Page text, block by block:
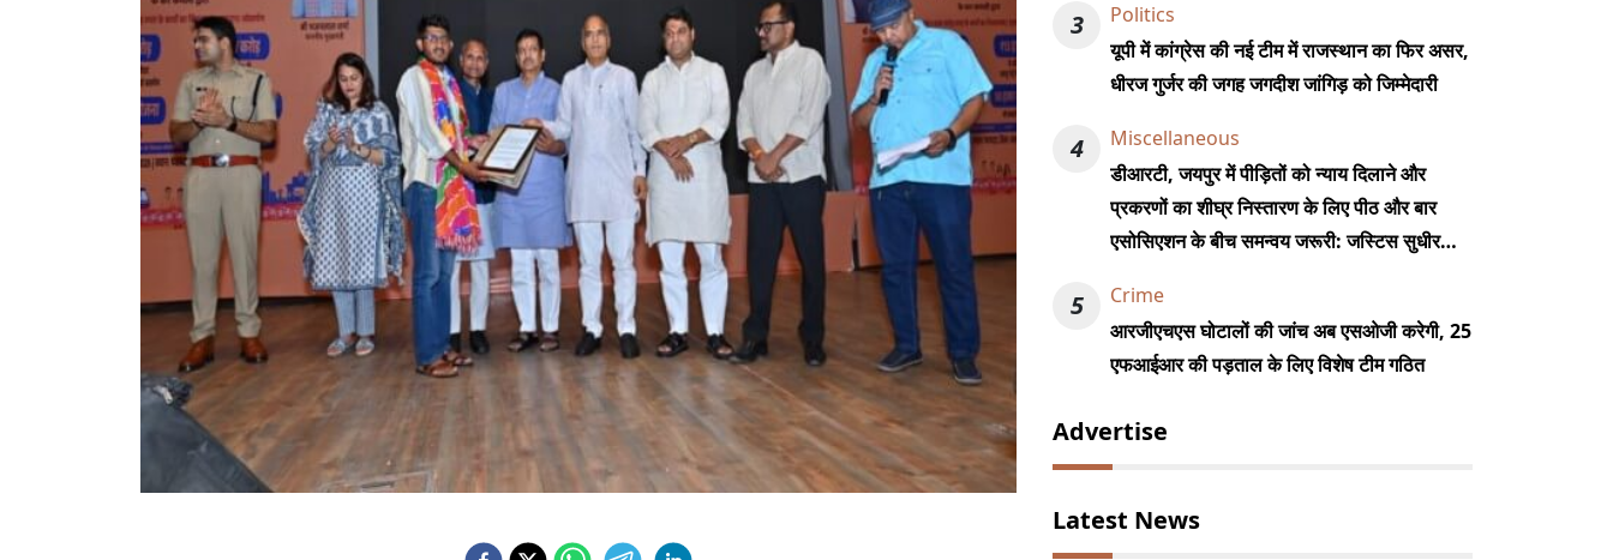
3
Politics
यूपी में कांग्रेस की नई टीम में राजस्थान का फिर असर,
धीरज गुर्जर की जगह जगदीश जांगिड़ को जिम्मेदारी
4
Miscellaneous
डीआरटी, जयपुर में पीड़ितों को न्याय दिलाने और
प्रकरणों का शीघ्र निस्तारण के लिए पीठ और बार
एसोसिएशन के बीच समन्वय जरूरी: जस्टिस सुधीर
5
Crime
आरजीएचएस घोटालों की जांच अब एसओजी करेगी, 25
एफआईआर की पड़ताल के लिए विशेष टीम गठित
Advertise
Latest News